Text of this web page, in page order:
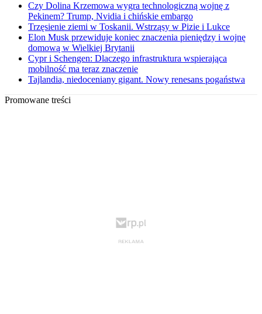
Czy Dolina Krzemowa wygra technologiczną wojnę z
Pekinem? Trump, Nvidia i chińskie embargo
Trzęsienie ziemi w Toskanii. Wstrząsy w Pizie i Lukce
Elon Musk przewiduje koniec znaczenia pieniędzy i wojnę
domową w Wielkiej Brytanii
Cypr i Schengen: Dlaczego infrastruktura wspierająca
mobilność ma teraz znaczenie
Tajlandia, niedoceniany gigant. Nowy renesans pogaństwa
Promowane treści